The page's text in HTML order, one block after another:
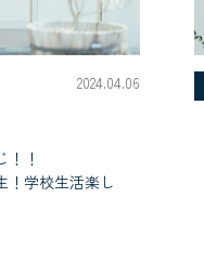
2024.04.06
！！
！学校生活楽し